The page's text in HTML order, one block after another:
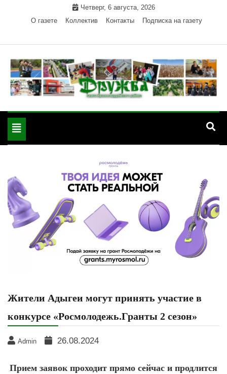
Четверг, 6 августа, 2026
О газете
Коллектив Контакты Подписка на газету
"Дружба" — газета
района РА
Красногвардейского района Республики Адыгея
Toggle
navigation
Жители Адыгеи могут принять участие в
конкурсе «Росмолодежь.Гранты 2 сезон»
Admin 26.08.2024
Прием заявок проходит прямо сейчас и продлится